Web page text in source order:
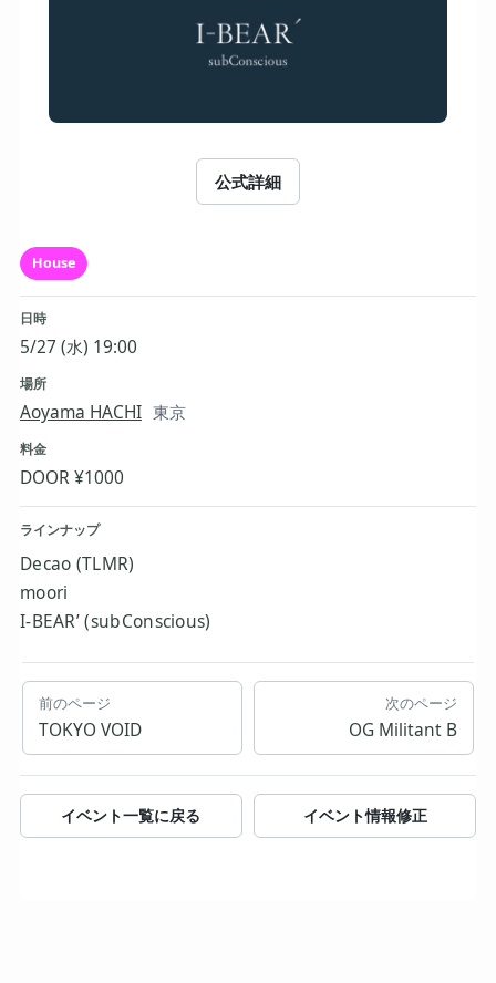
公式詳細
House
日時
5/27 (水) 19:00
場所
Aoyama HACHI 東京
料金
DOOR ¥1000
ラインナップ
Decao (TLMR)
moori
I-BEAR’ (subConscious)
前のページ
TOKYO VOID
次のページ
OG Militant B
イベント一覧に戻る イベント情報修正